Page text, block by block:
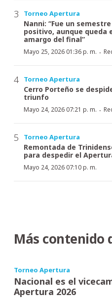
Torneo Apertura
Nanni: “Fue un
positivo, aunque queda
amargo del final”
Mayo 25, 2026 01:36 p. m. ·
Torneo Apertura
Cerro Porteño se
triunfo
Mayo 24, 2026 07:21 p. m. ·
Torneo Apertura
Remontada de
para despedir el
Mayo 24, 2026 07:10 p. m.
Más contenido
Torneo Apertura
Nacional es el
Apertura 2026